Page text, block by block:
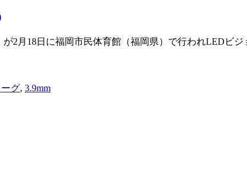
2月18日に福岡市民体育館（福岡県）で行われLEDビジ
グ, 3.9mm